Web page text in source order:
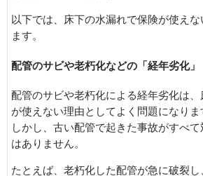
以下では、床下の水漏れで保険が使え
ます。
配管のサビや老朽化などの「経年劣化」
配管のサビや老朽化による経年劣化は
が使えない理由としてよく問題になりま
しかし、古い配管で起きた事故がすべ
はありません。
たとえば、老朽化した配管が急に破裂